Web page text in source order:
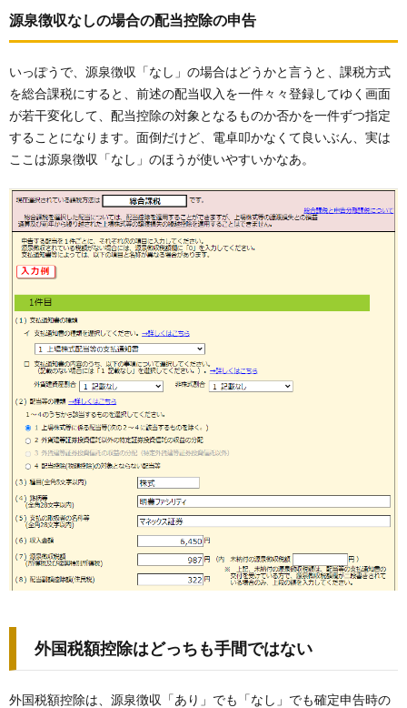
源泉徴収なしの場合の配当控除の申告
いっぽうで、源泉徴収「なし」の場合はどうかと言うと、課税方式
を総合課税にすると、前述の配当収入を一件々々登録してゆく画面
が若干変化して、配当控除の対象となるものか否かを一件ずつ指定
することになります。面倒だけど、電卓叩かなくて良いぶん、実は
ここは源泉徴収「なし」のほうが使いやすいかなあ。
外国税額控除はどっちも手間ではない
外国税額控除は、源泉徴収「あり」でも「なし」でも確定申告時の